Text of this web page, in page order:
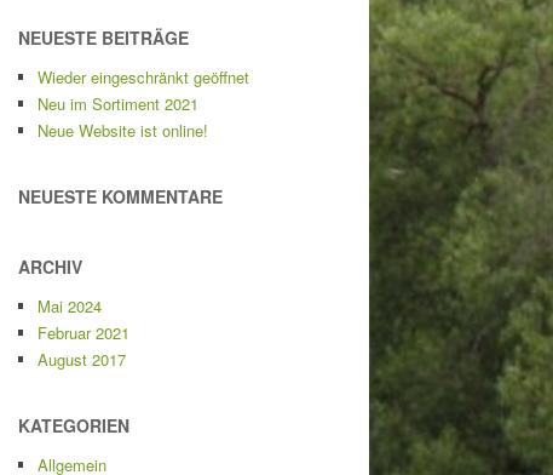
NEUESTE BEITRÄGE
Wieder eingeschränkt geöffnet
Neu im Sortiment 2021
Neue Website ist online!
NEUESTE KOMMENTARE
ARCHIV
Mai 2024
Februar 2021
August 2017
KATEGORIEN
Allgemein